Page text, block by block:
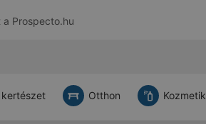
a Prospecto.hu
kertészet Otthon